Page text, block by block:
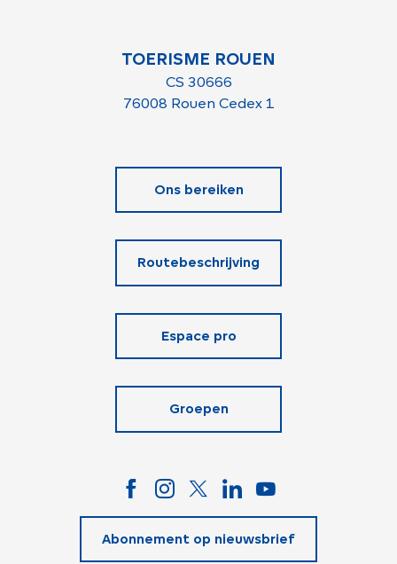
TOERISME ROUEN
CS 30666
76008 Rouen Cedex 1
Ons bereiken
Routebeschrijving
Espace pro
Groepen
Abonnement op nieuwsbrief